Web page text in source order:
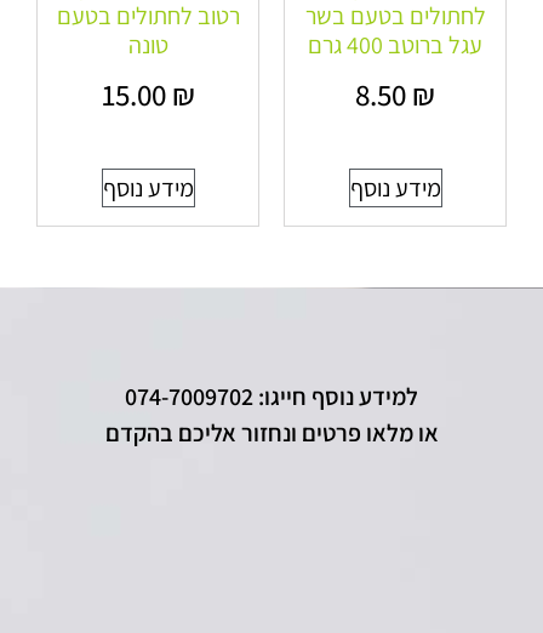
לחתולים בטעם בשר
עגל ברוטב 400 גרם
8.50₪
מידע נוסף
רטוב לחתולים בטעם
טונה
15.00₪
מידע נוסף
למידע נוסף חייגו: 074-7009702
או מלאו פרטים ונחזור אליכם בהקדם